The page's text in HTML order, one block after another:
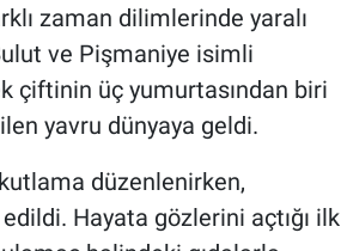
zaman dilimlerinde yaralı
ve Pişmaniye isimli
çiftinin üç yumurtasından biri
yavru dünyaya geldi.
düzenlenirken,
Hayata gözlerini açtığı ilk